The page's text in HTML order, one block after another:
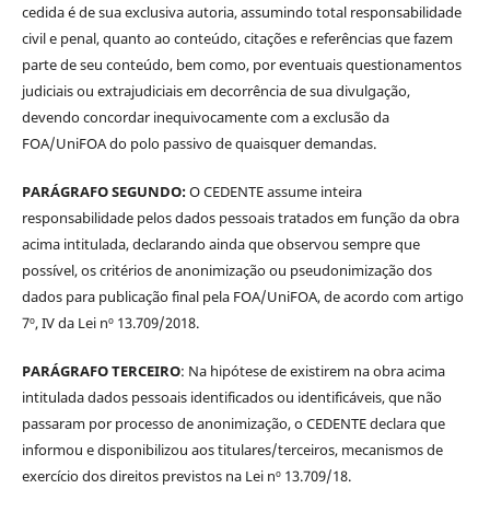
cedida é de sua exclusiva autoria, assumindo total responsabilidade
civil e penal, quanto ao conteúdo, citações e referências que fazem
parte de seu conteúdo, bem como, por eventuais questionamentos
judiciais ou extrajudiciais em decorrência de sua divulgação,
devendo concordar inequivocamente com a exclusão da
FOA/UniFOA do polo passivo de quaisquer demandas.
PARÁGRAFO SEGUNDO:O CEDENTE assume inteira
responsabilidade pelos dados pessoais tratados em função da obra
acima intitulada, declarando ainda que observou sempre que
possível, os critérios de anonimização ou pseudonimização dos
dados para publicação final pela FOA/UniFOA, de acordo com artigo
7º, IV da Lei nº 13.709/2018.
PARÁGRAFO TERCEIRO: Na hipótese de existirem na obra acima
intitulada dados pessoais identificados ou identificáveis, que não
passaram por processo de anonimização, o CEDENTE declara que
informou e disponibilizou aos titulares/terceiros, mecanismos de
exercício dos direitos previstos na Lei nº 13.709/18.